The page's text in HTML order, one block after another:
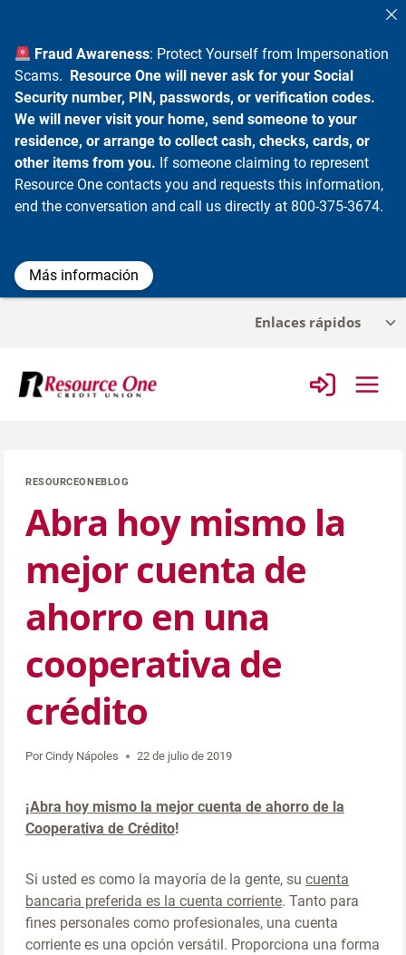
Enlaces rápidos
RESOURCEONEBLOG
Abra hoy mismo la
mejor cuenta de
ahorro en una
cooperativa de
crédito
Por Cindy Nápoles 22 de julio de 2019
¡Abra hoy mismo la mejor cuenta de ahorro de la
Cooperativa de Crédito!
Si usted es como la mayoría de la gente, su cuenta
bancaria preferida es la cuenta corriente. Tanto para
fines personales como profesionales, una cuenta
corriente es una opción versátil. Proporciona una forma
Fraud Awareness: Protect Yourself from Impersonation
Scams. Resource One will never ask for your Social
Security number, PIN, passwords, or verification codes.
We will never visit your home, send someone to your
residence, or arrange to collect cash, checks, cards, or
other items from you. If someone claiming to represent
Resource One contacts you and requests this information,
end the conversation and call us directly at 800-375-3674.
Más información